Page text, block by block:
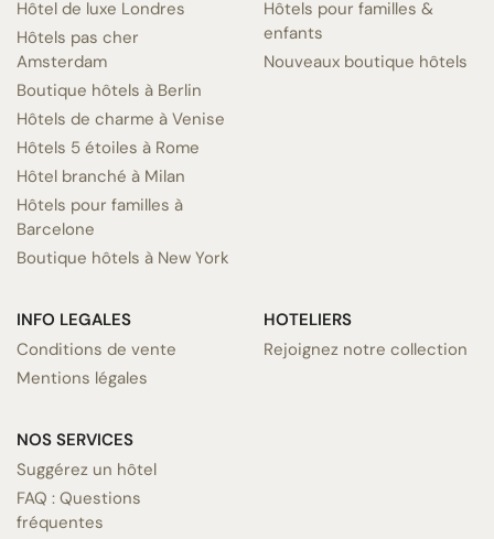
Hôtel de luxe Londres
Hôtels pas cher
Amsterdam
Boutique hôtels à Berlin
Hôtels de charme à Venise
Hôtels 5 étoiles à Rome
Hôtel branché à Milan
Hôtels pour familles à
Barcelone
Boutique hôtels à New York
Hôtels pour familles &
enfants
Nouveaux boutique hôtels
INFO LEGALES
Conditions de vente
Mentions légales
NOS SERVICES
Suggérez un hôtel
FAQ : Questions
fréquentes
HOTELIERS
Rejoignez notre collection